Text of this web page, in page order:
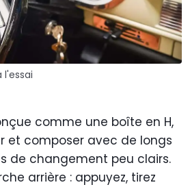
l'essai
comme une boîte en H,
et composer avec de longs
de changement peu clairs.
arrière : appuyez, tirez